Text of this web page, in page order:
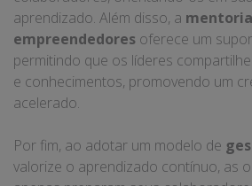
aprendizado. Além disso, a
empreendedores oferece um
permitindo que os líderes
e conhecimentos, promovendo um
acelerado.
Por fim, ao adotar um modelo de
valorize o aprendizado contínuo, as